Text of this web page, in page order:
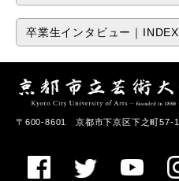
卒業生インタビュー｜INDEX
〒600-8601 京都市下京区下之町57-1